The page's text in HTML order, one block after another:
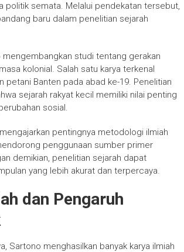
politik semata. Melalui pendekatan tersebut,
baru dalam penelitian sejarah
mengembangkan studi tentang gerakan
kolonial. Salah satu karya terkenal
petani Banten pada abad ke-19. Penelitian
sejarah rakyat kecil memiliki nilai penting
sosial.
pentingnya metodologi ilmiah
penggunaan sumber primer
demikian, penelitian sejarah dapat
yang lebih akurat dan terpercaya.
dan Pengaruh
Sartono menghasilkan banyak karya ilmiah